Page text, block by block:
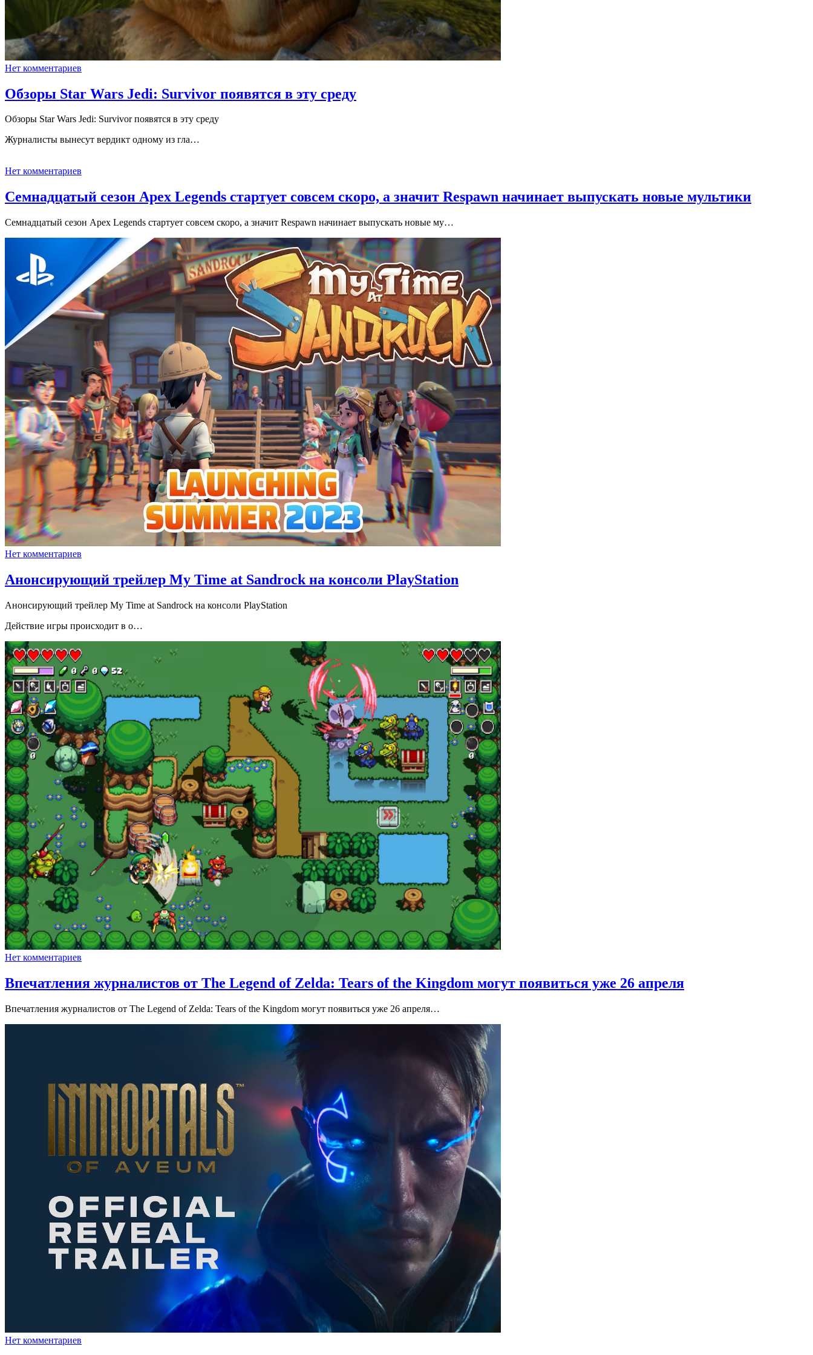
Нет комментариев
Обзоры Star Wars Jedi: Survivor появятся в эту среду
Обзоры Star Wars Jedi: Survivor появятся в эту среду
Журналисты вынесут вердикт одному из гла…
Нет комментариев
Семнадцатый сезон Apex Legends стартует совсем скоро, а значит Respawn начинает выпускать новые мультики
Семнадцатый сезон Apex Legends стартует совсем скоро, а значит Respawn начинает выпускать новые му…
Нет комментариев
Анонсирующий трейлер My Time at Sandrock на консоли PlayStation
Анонсирующий трейлер My Time at Sandrock на консоли PlayStation
Действие игры происходит в о…
Нет комментариев
Впечатления журналистов от The Legend of Zelda: Tears of the Kingdom могут появиться уже 26 апреля
Впечатления журналистов от The Legend of Zelda: Tears of the Kingdom могут появиться уже 26 апреля…
Нет комментариев